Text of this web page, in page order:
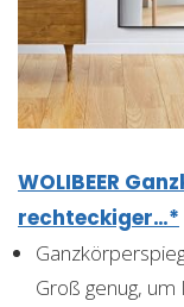
WOLIBEER
rechteckiger…*
Groß genug,